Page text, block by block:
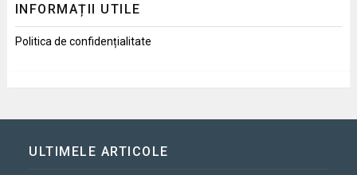
INFORMAȚII UTILE
Politica de confidențialitate
ULTIMELE ARTICOLE